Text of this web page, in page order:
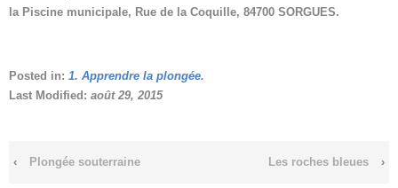
la Piscine municipale, Rue de la Coquille, 84700 SORGUES.
Posted in: 1. Apprendre la plongée.
Last Modified: août 29, 2015
‹ Plongée souterraine Les roches bleues ›